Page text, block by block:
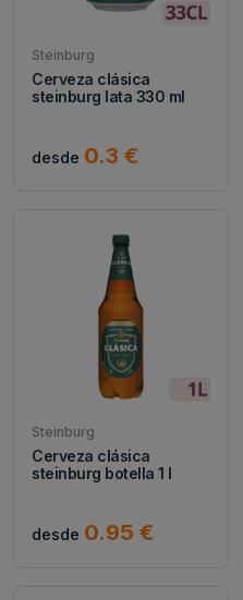
Steinburg
Cerveza clásica
steinburg lata 330 ml
desde 0.3 €
Steinburg
Cerveza clásica
steinburg botella 1 l
desde 0.95 €